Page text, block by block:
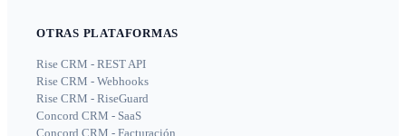
OTRAS PLATAFORMAS
Rise CRM - REST API
Rise CRM - Webhooks
Rise CRM - RiseGuard
Concord CRM - SaaS
Concord CRM - Facturación